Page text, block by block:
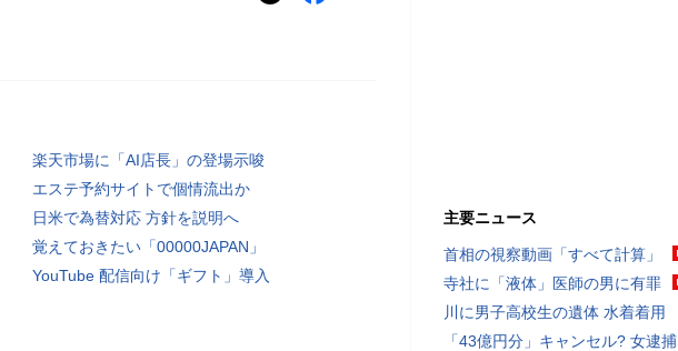
楽天市場に「AI店長」の登場示唆
エステ予約サイトで個情流出か
日米で為替対応 方針を説明へ
覚えておきたい「00000JAPAN」
YouTube 配信向け「ギフト」導入
主要ニュース
首相の視察動画「すべて計算」
寺社に「液体」医師の男に有罪
川に男子高校生の遺体 水着着用
「43億円分」キャンセル? 女逮捕